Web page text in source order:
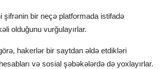
şifrənin bir neçə platformada istifadə
olduğunu vurğulayırlar.
hakerlər bir saytdan əldə etdikləri
və sosial şəbəkələrdə də yoxlayırlar.